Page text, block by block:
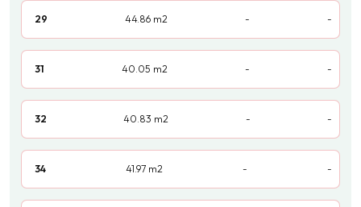
29 44.86 m2 - -
31 40.05 m2 - -
32 40.83 m2 - -
34 41.97 m2 - -